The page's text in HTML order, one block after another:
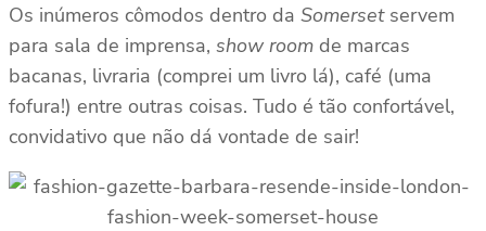
Os inúmeros cômodos dentro da Somersetservem
para sala de imprensa, show room de marcas
bacanas, livraria (comprei um livro lá), café (uma
fofura!) entre outras coisas. Tudo é tão confortável,
convidativo que não dá vontade de sair!